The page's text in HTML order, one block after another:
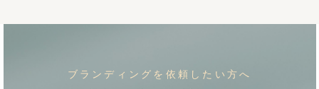
ブランディングを依頼したい方へ